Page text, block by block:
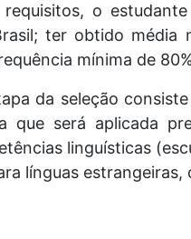
requisitos, o
ter obtido média
mínima de
da seleção
que será aplicada
linguísticas
línguas